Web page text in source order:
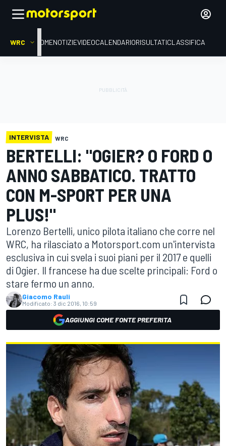
WRC HOMENOTIZIEVIDEOCALENDARIORISULTATICLASSIFICA
INTERVISTA WRC
BERTELLI: "OGIER? O FORD O
ANNO SABBATICO. TRATTO
CON M-SPORT PER UNA
PLUS!"
Lorenzo Bertelli, unico pilota italiano che corre nel
WRC, ha rilasciato a Motorsport.com un'intervista
esclusiva in cui svela i suoi piani per il 2017 e quelli
di Ogier. Il francese ha due scelte principali: Ford o
stare fermo un anno.
Giacomo Rauli
Modificato: 3 dic 2016, 10:59
AGGIUNGI COME FONTE PREFERITA